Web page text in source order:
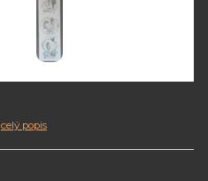
celý popis